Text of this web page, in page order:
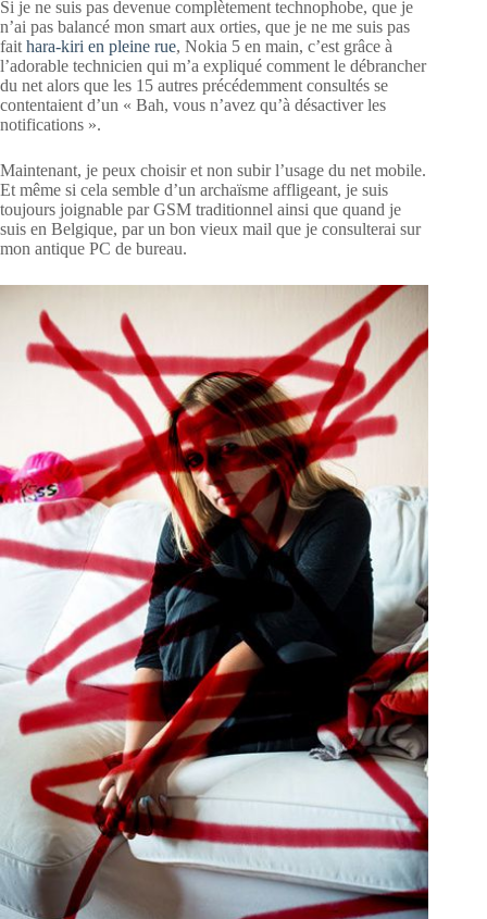
Si je ne suis pas devenue complètement technophobe, que je
n’ai pas balancé mon smart aux orties, que je ne me suis pas
fait hara-kiri en pleine rue, Nokia 5 en main, c’est grâce à
l’adorable technicien qui m’a expliqué comment le débrancher
du net alors que les 15 autres précédemment consultés se
contentaient d’un « Bah, vous n’avez qu’à désactiver les
notifications ».
Maintenant, je peux choisir et non subir l’usage du net mobile.
Et même si cela semble d’un archaïsme affligeant, je suis
toujours joignable par GSM traditionnel ainsi que quand je
suis en Belgique, par un bon vieux mail que je consulterai sur
mon antique PC de bureau.